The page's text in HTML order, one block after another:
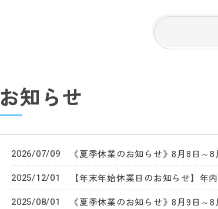
お知らせ
2026/07/09 《夏季休業のお知らせ》8月8日～8
2025/12/01
2025/08/01
《夏季休業のお知らせ》8月9日～